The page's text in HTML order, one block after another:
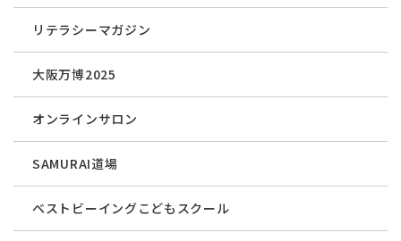
リテラシーマガジン
大阪万博2025
オンラインサロン
SAMURAI道場
ベストビーイングこどもスクール